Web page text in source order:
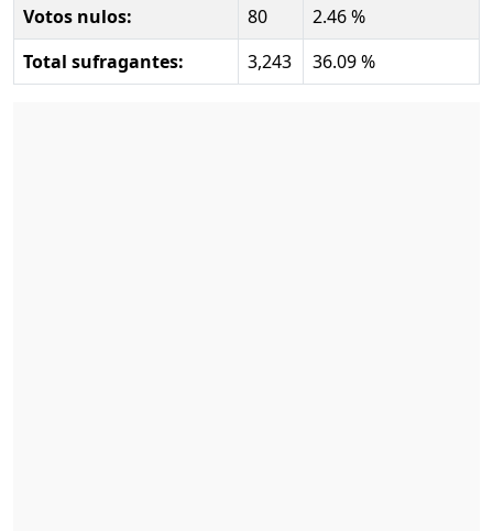
Votos nulos:
80
2.46 %
Total sufragantes:
3,243 36.09 %